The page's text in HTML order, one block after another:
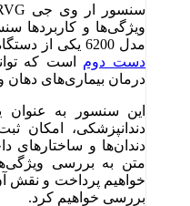
مدل 6200 یکی از دستگاه‌های پیشرفته و پرکاربرد در
دست دوم است که
درمان بیماری‌های دهان و
این سنسور به عنوان
دندانپزشکی، امکان
دندان‌ها و ساختارهای
متن به بررسی
خواهیم پرداخت و نقش
بررسی خواهیم کرد.